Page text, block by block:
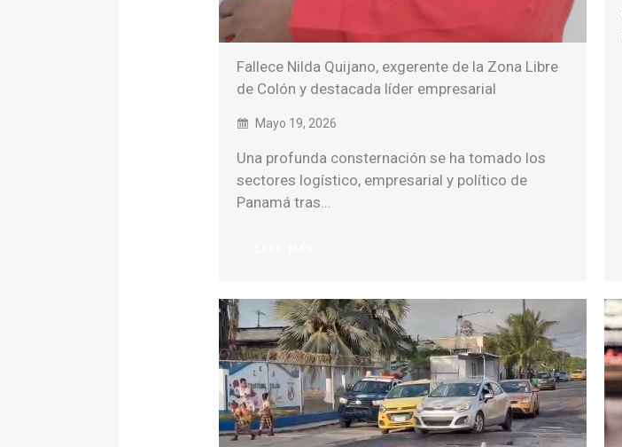
Fallece Nilda Quijano, exgerente de la Zona Libre
de Colón y destacada líder empresarial
Mayo 19, 2026
Una profunda consternación se ha tomado los
sectores logístico, empresarial y político de
Panamá tras…